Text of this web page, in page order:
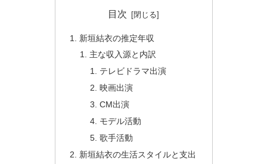
目次
新垣結衣の推定年収
主な収入源と内訳
テレビドラマ出演
映画出演
CM出演
モデル活動
歌手活動
新垣結衣の生活スタイルと支出